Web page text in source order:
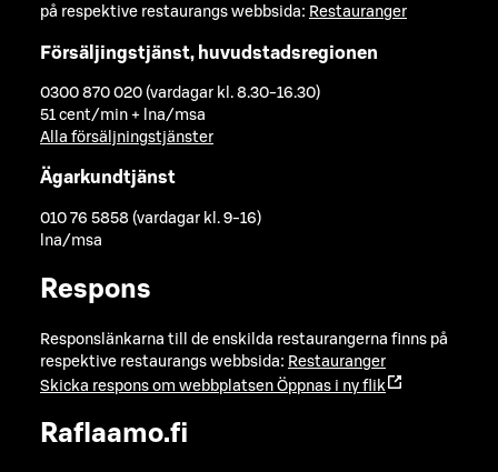
på respektive restaurangs webbsida: Restauranger
Försäljingstjänst, huvudstadsregionen
0300 870 020 (vardagar kl. 8.30-16.30)
51 cent/min + lna/msa
Alla försäljningstjänster
Ägarkundtjänst
010 76 5858 (vardagar kl. 9-16)
lna/msa
Respons
Responslänkarna till de enskilda restaurangerna finns på
respektive restaurangs webbsida: Restauranger
Skicka respons om webbplatsen Öppnas i ny flik
Raflaamo.fi